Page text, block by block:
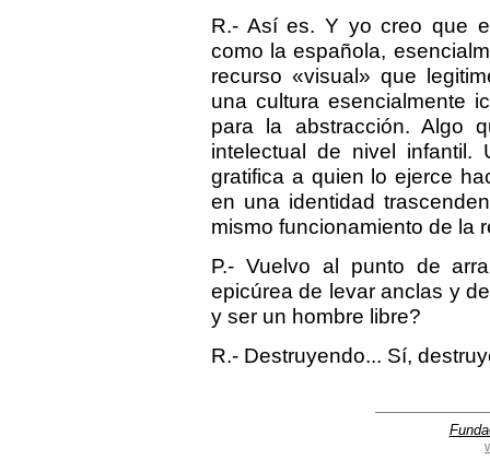
R.- Así es. Y yo creo que
como la española,
recurso «visual» que
una cultura esencialmente
para la abstracción. Algo
intelectual de nivel infantil.
gratifica a quien lo ejerce
en una identidad
mismo funcionamiento de la
P.- Vuelvo al punto de
epicúrea de levar anclas y
y ser un hombre libre?
R.- Destruyendo... Sí,